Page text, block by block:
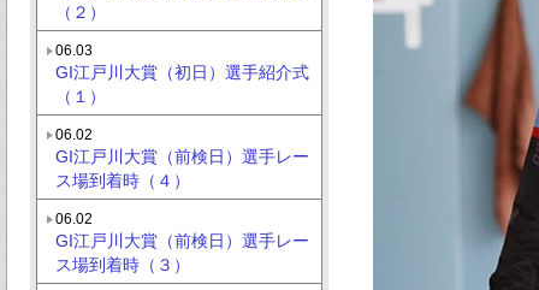
（２）
06.03
GI江戸川大賞（初日）選手紹介式
（１）
06.02
GI江戸川大賞（前検日）選手レー
ス場到着時（４）
06.02
GI江戸川大賞（前検日）選手レー
ス場到着時（３）